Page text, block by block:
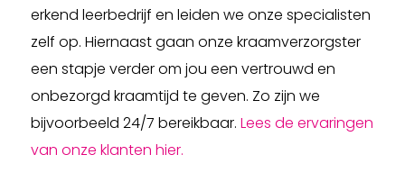
erkend leerbedrijf en leiden we onze specialisten
zelf op. Hiernaast gaan onze kraamverzorgster
een stapje verder om jou een vertrouwd en
onbezorgd kraamtijd te geven. Zo zijn we
bijvoorbeeld 24/7 bereikbaar. Lees de ervaringen
van onze klanten hier.